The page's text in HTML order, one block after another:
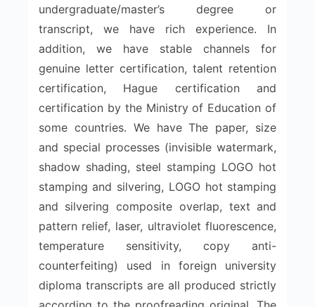
undergraduate/master’s degree or
transcript, we have rich experience. In
addition, we have stable channels for
genuine letter certification, talent retention
certification, Hague certification and
certification by the Ministry of Education of
some countries. We have The paper, size
and special processes (invisible watermark,
shadow shading, steel stamping LOGO hot
stamping and silvering, LOGO hot stamping
and silvering composite overlap, text and
pattern relief, laser, ultraviolet fluorescence,
temperature sensitivity, copy anti-
counterfeiting) used in foreign university
diploma transcripts are all produced strictly